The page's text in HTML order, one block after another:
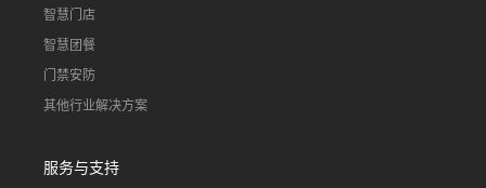
智慧门店
智慧团餐
门禁安防
其他行业解决方案
服务与支持